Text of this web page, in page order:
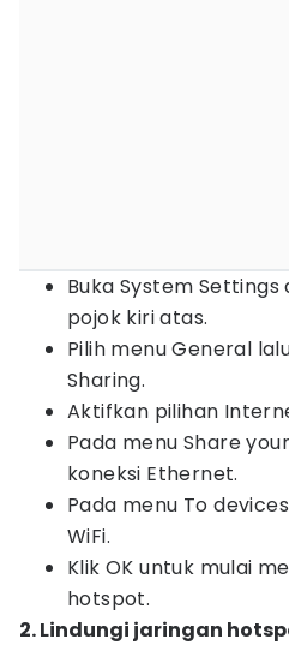
Buka System
pojok kiri atas.
Pilih menu General
Sharing.
Aktifkan pilihan
Pada menu Share
koneksi Ethernet.
Pada menu To
WiFi.
Klik OK untuk mulai
hotspot.
2. Lindungi jaringan